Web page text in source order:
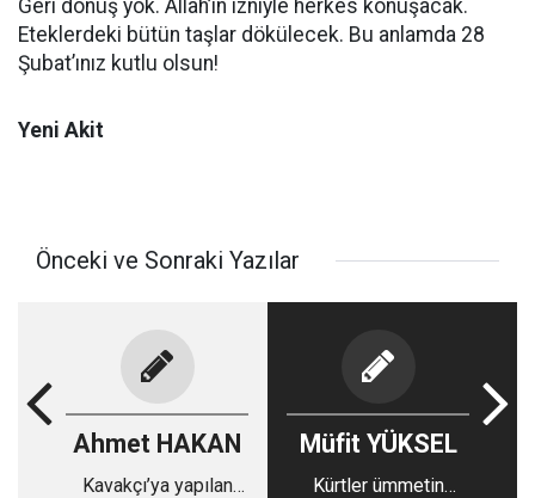
Geri dönüş yok. Allah’ın izniyle herkes konuşacak.
Eteklerdeki bütün taşlar dökülecek. Bu anlamda 28
Şubat’ınız kutlu olsun!
Yeni Akit
Önceki ve Sonraki Yazılar
Ahmet HAKAN
Kavakçı’ya yapılan
Müfit YÜKSEL
Kürtler ümmetin